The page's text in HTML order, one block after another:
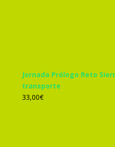
Jornada Prólogo Reto
transporte
33,00€